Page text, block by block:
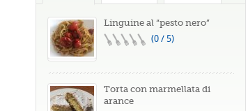
Linguine al “pesto nero”
(0 / 5)
Torta con marmellata di
arance